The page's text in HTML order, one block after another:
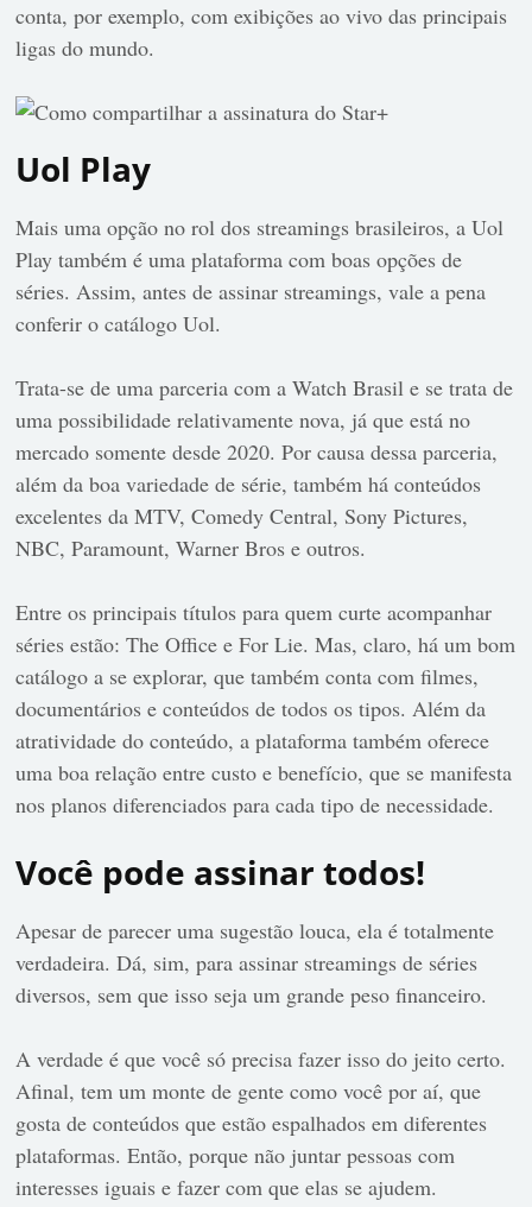
conta, por exemplo, com exibições ao vivo das principais
ligas do mundo.
Uol Play
Mais uma opção no rol dos streamings brasileiros, a Uol
Play também é uma plataforma com boas opções de
séries. Assim, antes de assinar streamings, vale a pena
conferir o catálogo Uol.
Trata-se de uma parceria com a Watch Brasil e se trata de
uma possibilidade relativamente nova, já que está no
mercado somente desde 2020. Por causa dessa parceria,
além da boa variedade de série, também há conteúdos
excelentes da MTV, Comedy Central, Sony Pictures,
NBC, Paramount, Warner Bros e outros.
Entre os principais títulos para quem curte acompanhar
séries estão: The Office e For Lie. Mas, claro, há um bom
catálogo a se explorar, que também conta com filmes,
documentários e conteúdos de todos os tipos. Além da
atratividade do conteúdo, a plataforma também oferece
uma boa relação entre custo e benefício, que se manifesta
nos planos diferenciados para cada tipo de necessidade.
Você pode assinar todos!
Apesar de parecer uma sugestão louca, ela é totalmente
verdadeira. Dá, sim, para assinar streamings de séries
diversos, sem que isso seja um grande peso financeiro.
A verdade é que você só precisa fazer isso do jeito certo.
Afinal, tem um monte de gente como você por aí, que
gosta de conteúdos que estão espalhados em diferentes
plataformas. Então, porque não juntar pessoas com
interesses iguais e fazer com que elas se ajudem.